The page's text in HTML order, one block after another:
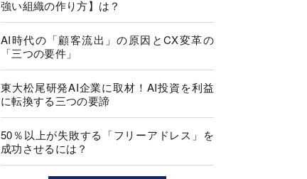
強い組織の作り方】は？
AI時代の「顧客流出」の原因とCX変革の
「三つの要件」
東大松尾研発AI企業に取材！AI投資を利益
に転換する三つの要諦
50％以上が失敗する「フリーアドレス」を
成功させるには？